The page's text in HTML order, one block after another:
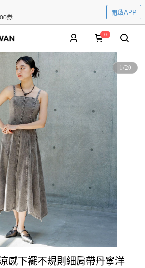
券
開啟APP
0
1/20
感下襬不規則細肩帶丹寧洋